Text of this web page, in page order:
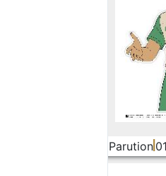
Parution